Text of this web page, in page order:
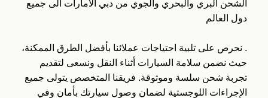
الشحن البري والبحري والجوي من دبي الامارات الى جميع
دول العالم
. نحرص على تلبية احتياجات عملائنا بأفضل الطرق الممكنة،
حيث نضمن سلامة السيارات أثناء النقل ونسعى لتقديم
تجربة شحن سلسة وموثوقة. فريقنا المتخصص يتولى جميع
الإجراءات اللوجستية لضمان وصول سيارتك بأمان وفي